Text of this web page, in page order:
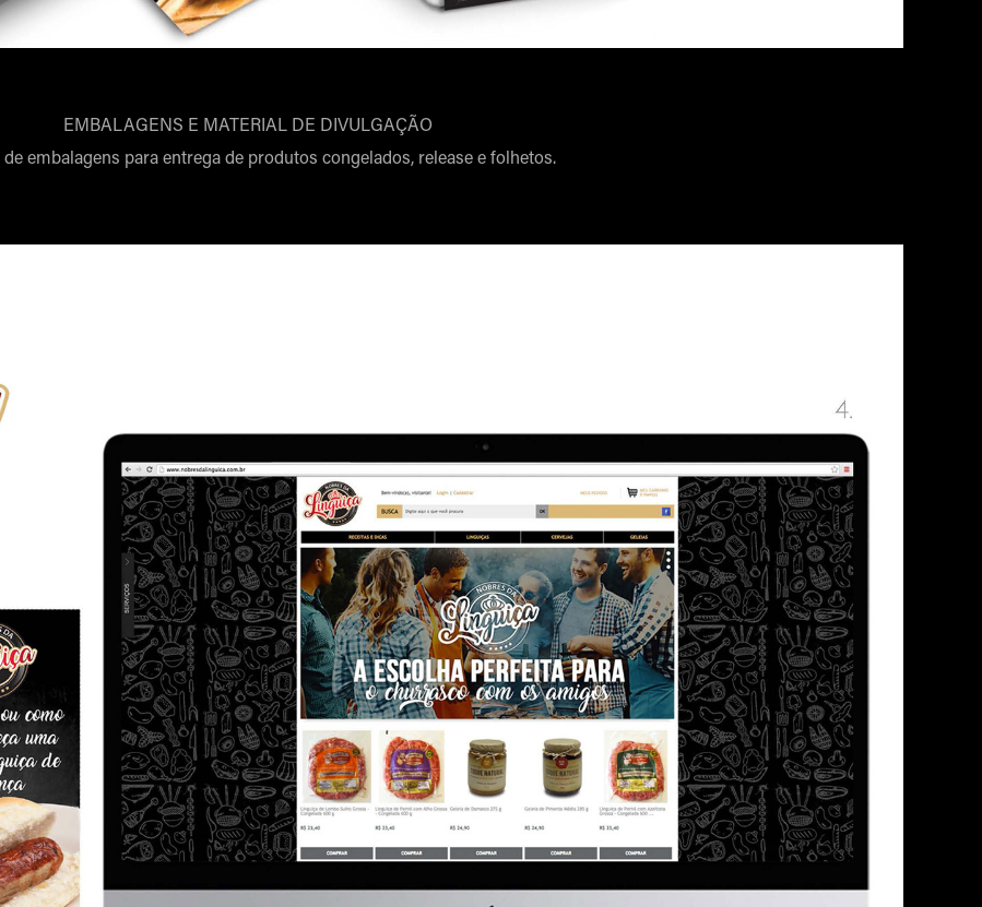
EMBALAGENS E MATERIAL DE DIVULGAÇÃO
de embalagens para entrega de produtos congelados, release e folhetos.